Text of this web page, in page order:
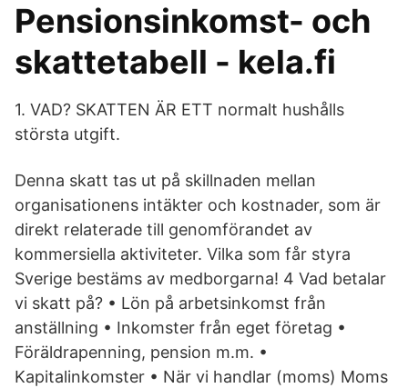
Pensionsinkomst- och
skattetabell - kela.fi
1. VAD? SKATTEN ÄR ETT normalt hushålls
största utgift.
Denna skatt tas ut på skillnaden mellan
organisationens intäkter och kostnader, som är
direkt relaterade till genomförandet av
kommersiella aktiviteter. Vilka som får styra
Sverige bestäms av medborgarna! 4 Vad betalar
vi skatt på? • Lön på arbetsinkomst från
anställning • Inkomster från eget företag •
Föräldrapenning, pension m.m. •
Kapitalinkomster • När vi handlar (moms) Moms